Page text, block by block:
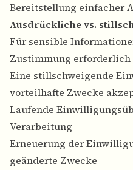
Bereitstellung einfacher
Ausdrückliche vs.
Für sensible
Zustimmung erforderlich
Eine stillschweigende
vorteilhafte Zwecke
Laufende
Verarbeitung
Erneuerung der
geänderte Zwecke